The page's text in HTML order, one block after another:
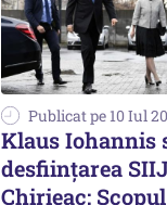
Publicat pe 10 Iul
Klaus Iohannis
desființarea
Chirieac: Scopul